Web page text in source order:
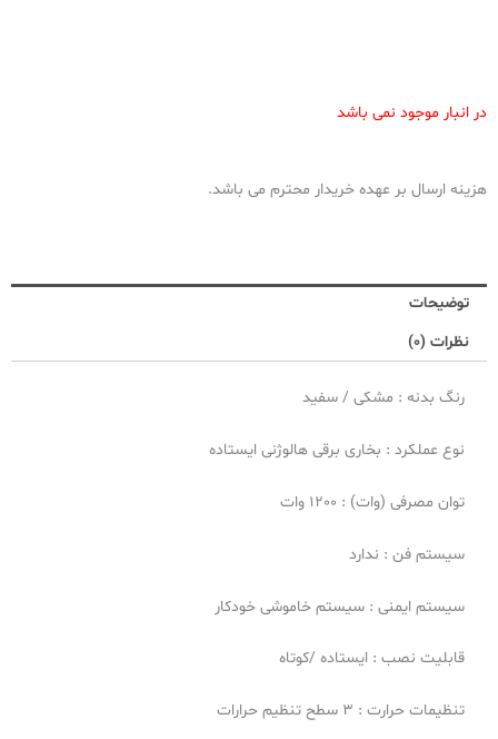
در انبار موجود نمی باشد
هزینه ارسال بر عهده خریدار محترم می باشد.
توضیحات
نظرات (0)
رنگ بدنه : مشکی / سفید
نوع عملکرد : بخاری برقی هالوژنی ایستاده
توان مصرفی (وات) : 1200 وات
سیستم فن : ندارد
سیستم ایمنی : سیستم خاموشی خودکار
قابلیت نصب : ایستاده /کوتاه
تنظیمات حرارت : 3 سطح تنظیم حرارات